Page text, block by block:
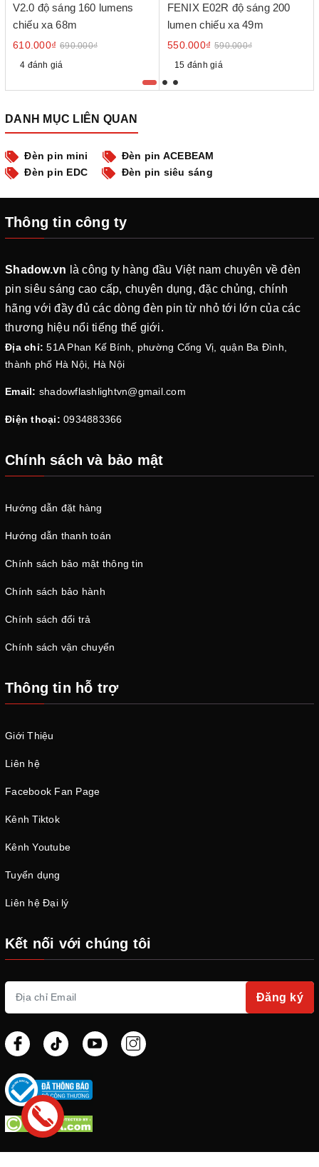
V2.0 độ sáng 160 lumens
chiếu xa 68m
610.000₫ 690.000₫
4 đánh giá
FENIX E02R độ sáng 200
lumen chiếu xa 49m
550.000₫ 590.000₫
15 đánh giá
DANH MỤC LIÊN QUAN
Đèn pin mini
Đèn pin ACEBEAM
Đèn pin EDC
Đèn pin siêu sáng
Thông tin công ty
Shadow.vn là công ty hàng đầu Việt nam chuyên về đèn
pin siêu sáng cao cấp, chuyên dụng, đặc chủng, chính
hãng với đầy đủ các dòng đèn pin từ nhỏ tới lớn của các
thương hiệu nổi tiếng thế giới.
Địa chỉ: 51A Phan Kế Bính, phường Cống Vị, quận Ba Đình,
thành phố Hà Nội, Hà Nội
Email: shadowflashlightvn@gmail.com
Điện thoại: 0934883366
Chính sách và bảo mật
Hướng dẫn đặt hàng
Hướng dẫn thanh toán
Chính sách bảo mật thông tin
Chính sách bảo hành
Chính sách đổi trả
Chính sách vận chuyển
Thông tin hỗ trợ
Giới Thiệu
Liên hệ
Facebook Fan Page
Kênh Tiktok
Kênh Youtube
Tuyển dụng
Liên hệ Đại lý
Kết nối với chúng tôi
Đăng ký